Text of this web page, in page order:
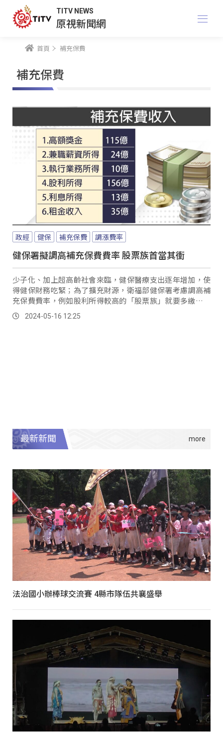
TITV NEWS
原視新聞網
首頁 補充保費
補充保費
政經 健保 補充保費 調漲費率
健保署擬調高補充保費費率 股票族首當其衝
少子化、加上超高齡社會來臨，健保醫療支出逐年增加，使
得健保財務吃緊；為了擴充財源，衛福部健保署考慮調高補
充保費費率，例如股利所得較高的「股票族」就要多繳一點
補充保費。
2024-05-16 12:25
最新新聞
法治國小辦棒球交流賽 4縣市隊伍共襄盛舉